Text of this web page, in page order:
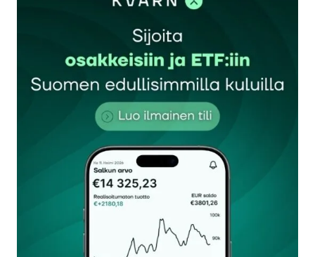
Sähköpostiosoitettasi ei julkaista.Pakolliset
kentät on merkitty*
Kommentti*
Nimesi tai nimimerkkisi